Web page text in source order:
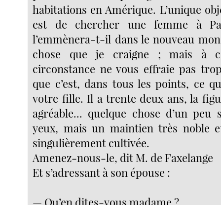
habitations en Amérique. L’unique
est de chercher une femme à
l’emmènera-t-il dans le nouveau
chose que je craigne ; mais à
circonstance ne vous effraie pas
que c’est, dans tous les points, ce
votre fille. Il a trente deux ans, la
agréable... quelque chose d’un peu
yeux, mais un maintien très noble
singulièrement cultivée.
Amenez-nous-le, dit M. de Faxelange
Et s’adressant à son épouse :